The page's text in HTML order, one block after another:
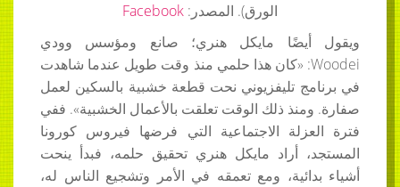
الورق). المصدر: Facebook
ويقول أيضًا مايكل هنري؛ صانع ومؤسس وودي
Woodei: «كان هذا حلمي منذ وقت طويل عندما شاهدت
في برنامج تليفزيوني نحت قطعة خشبية بالسكين لعمل
صفارة. ومنذ ذلك الوقت تعلقت بالأعمال الخشبية». ففي
فترة العزلة الاجتماعية التي فرضها فيروس كورونا
المستجد، أراد مايكل هنري تحقيق حلمه، فبدأ ينحت
أشياء بدائية، ومع تعمقه في الأمر وتشجيع الناس له،